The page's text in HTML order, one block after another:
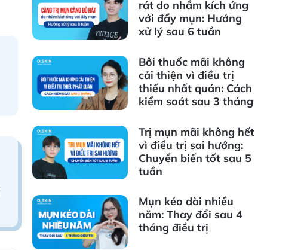
rát do nhầm kích ứng
với đẩy mụn: Hướng
xử lý sau 6 tuần
Bôi thuốc mãi không
cải thiện vì điều trị
thiếu nhất quán: Cách
kiểm soát sau 3 tháng
Trị mụn mãi không hết
vì điều trị sai hướng:
Chuyển biến tốt sau 5
tuần
Mụn kéo dài nhiều
năm: Thay đổi sau 4
tháng điều trị